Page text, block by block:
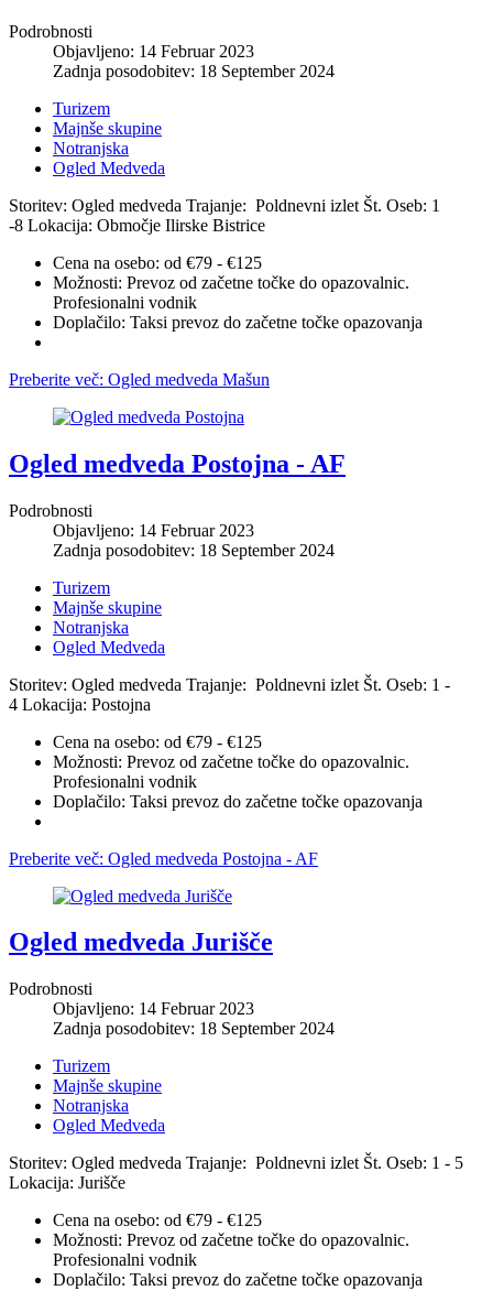
Podrobnosti
Objavljeno: 14 Februar 2023
Zadnja posodobitev: 18 September 2024
Turizem
Majnše skupine
Notranjska
Ogled Medveda
Storitev: Ogled medveda Trajanje: Poldnevni izlet Št. Oseb: 1
-8 Lokacija: Območje Ilirske Bistrice
Cena na osebo: od €79 - €125
Možnosti: Prevoz od začetne točke do opazovalnic.
Profesionalni vodnik
Doplačilo: Taksi prevoz do začetne točke opazovanja
Preberite več: Ogled medveda Mašun
Ogled medveda Postojna - AF
Podrobnosti
Objavljeno: 14 Februar 2023
Zadnja posodobitev: 18 September 2024
Turizem
Majnše skupine
Notranjska
Ogled Medveda
Storitev: Ogled medveda Trajanje: Poldnevni izlet Št. Oseb: 1 -
4 Lokacija: Postojna
Cena na osebo: od €79 - €125
Možnosti: Prevoz od začetne točke do opazovalnic.
Profesionalni vodnik
Doplačilo: Taksi prevoz do začetne točke opazovanja
Preberite več: Ogled medveda Postojna - AF
Ogled medveda Jurišče
Podrobnosti
Objavljeno: 14 Februar 2023
Zadnja posodobitev: 18 September 2024
Turizem
Majnše skupine
Notranjska
Ogled Medveda
Storitev: Ogled medveda Trajanje: Poldnevni izlet Št. Oseb: 1 - 5
Lokacija: Jurišče
Cena na osebo: od €79 - €125
Možnosti: Prevoz od začetne točke do opazovalnic.
Profesionalni vodnik
Doplačilo: Taksi prevoz do začetne točke opazovanja